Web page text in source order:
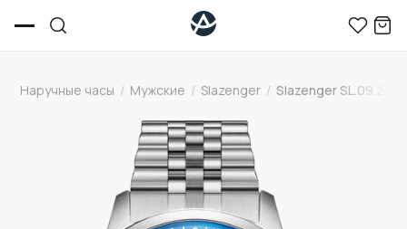
Наручные часы / Мужские / Slazenger / Slazenger